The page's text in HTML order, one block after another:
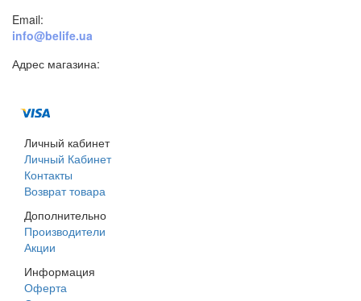
Email:
info@belife.ua
Адрес магазина:
Личный кабинет
Личный Кабинет
Контакты
Возврат товара
Дополнительно
Производители
Акции
Информация
Оферта